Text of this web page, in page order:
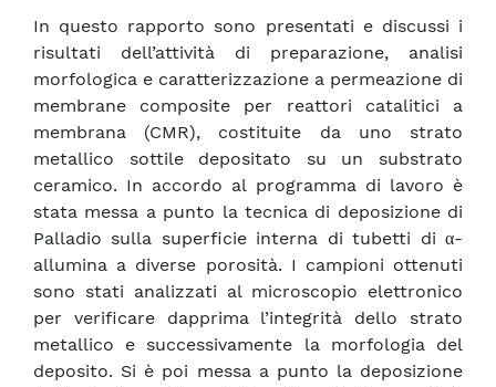
In questo rapporto sono presentati e discussi i
risultati dell’attività di preparazione, analisi
morfologica e caratterizzazione a permeazione di
membrane composite per reattori catalitici a
membrana (CMR), costituite da uno strato
metallico sottile depositato su un substrato
ceramico. In accordo al programma di lavoro è
stata messa a punto la tecnica di deposizione di
Palladio sulla superficie interna di tubetti di α-
allumina a diverse porosità. I campioni ottenuti
sono stati analizzati al microscopio elettronico
per verificare dapprima l’integrità dello strato
metallico e successivamente la morfologia del
deposito. Si è poi messa a punto la deposizione